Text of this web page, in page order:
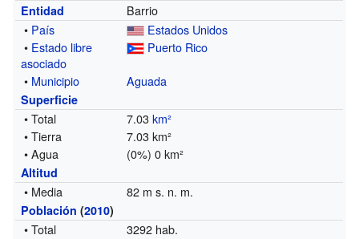
Entidad
Barrio
• País
Estados Unidos
• Estado libre
asociado
Puerto Rico
• Municipio Aguada
Superficie
• Total 7.03km²
• Tierra
7.03 km²
• Agua
(0%) 0 km²
Altitud
• Media 82 m s. n. m.
Población (2010)
• Total
3292 hab.